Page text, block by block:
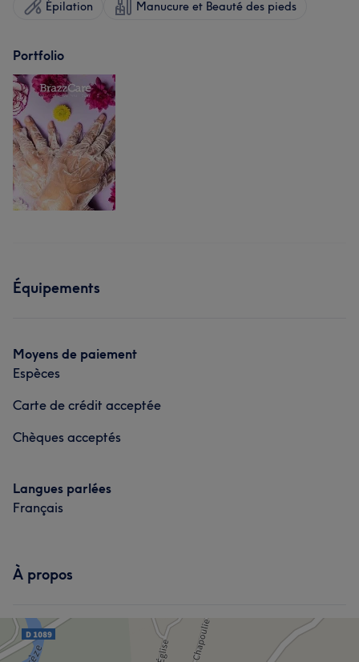
Épilation Manucure et Beauté des pieds
Portfolio
Équipements
Moyens de paiement
Espèces
Carte de crédit acceptée
Chèques acceptés
Langues parlées
Français
À propos